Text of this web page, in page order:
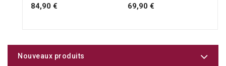
84,90 € 69,90 €
Nouveaux produits